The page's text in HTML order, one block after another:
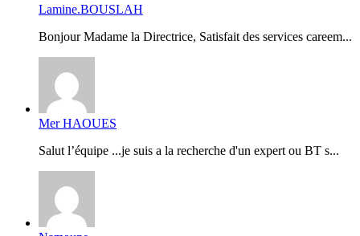
Lamine.BOUSLAH
Bonjour Madame la Directrice, Satisfait des services careem...
Mer HAOUES
Salut l’équipe ...je suis a la recherche d'un expert ou BT s...